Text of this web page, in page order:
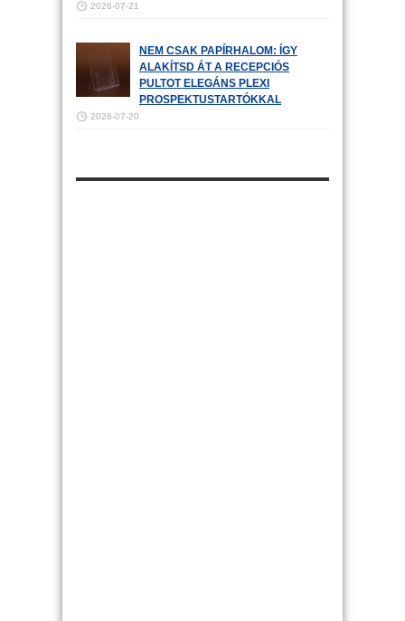
2026-07-21
NEM CSAK PAPÍRHALOM: ÍGY
ALAKÍTSD ÁT A RECEPCIÓS
PULTOT ELEGÁNS PLEXI
PROSPEKTUSTARTÓKKAL
2026-07-20